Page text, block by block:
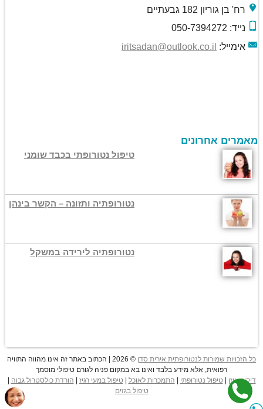
רח' בן גוריון 182 גבעתיים
נייד: 050-7394272
אימייל: iritsadan@outlook.co.il
מאמרים אחרונים
טיפול נטורופתי בכבד שומני
נטורופתיה ותזונה – הקשר בינהן
נטורופתיה לירידה במשקל
כל הזכויות שמורות לנטורופתית אירית סדן
© 2026 | הכתוב באתר זה אינו מהווה התוויה
רפואית, אלא מידע בלבד ואינו בא במקום פניה לגורם טיפולי מוסמך
דיקור אוזן
טיפול נטורופתי התמכרות לאוכל טיפול במעי רגיז הורדת כולסטרול גבוה
טיפול בגזים